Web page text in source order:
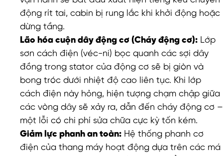
động rít tai, cabin bị rung lắc khi khởi động hoặc
dừng tầng.
Lão hóa cuộn dây động cơ (Cháy động cơ): Lớp
sơn cách điện (véc-ni) bọc quanh các sợi dây
đồng trong stator của động cơ sẽ bị giòn và
bong tróc dưới nhiệt độ cao liên tục. Khi lớp
cách điện này hỏng, hiện tượng chạm chập giữa
các vòng dây sẽ xảy ra, dẫn đến cháy động cơ –
một lỗi có chi phí sửa chữa cực kỳ tốn kém.
Giảm lực phanh an toàn: Hệ thống phanh cơ
điện của thang máy hoạt động dựa trên các má